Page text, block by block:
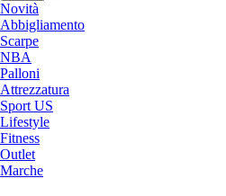
Novità
Abbigliamento
Scarpe
NBA
Palloni
Attrezzatura
Sport US
Lifestyle
Fitness
Outlet
Marche